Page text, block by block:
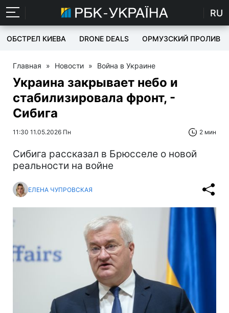
RU
ОБСТРЕЛ КИЕВА DRONE DEALS ОРМУЗСКИЙ ПРОЛИВ
Главная » Новости » Война в Украине
Украина закрывает небо и
стабилизировала фронт, -
Сибига
11:30 11.05.2026 Пн 2 мин
Сибига рассказал в Брюсселе о новой
реальности на войне
ЕЛЕНА ЧУПРОВСКАЯ